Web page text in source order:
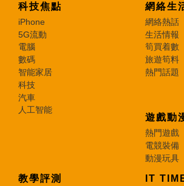
科技焦點
iPhone
5G流動
電腦
數碼
智能家居
科技
汽車
人工智能
網絡生
網絡熱話
生活情報
筍買着數
旅遊筍料
熱門話題
遊戲動
熱門遊戲
電競裝備
動漫玩具
教學評測 IT